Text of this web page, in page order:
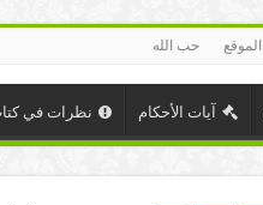
حب الله
آيات الأحكام نظرات في